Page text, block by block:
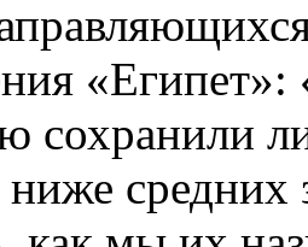
сохранили
ниже